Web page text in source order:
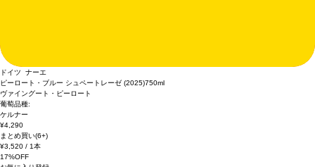
ドイツ ナーエ
ピーロート・ブルー シュペートレーゼ (2025)750ml
ヴァイングート・ピーロート
葡萄品種:
ケルナー
¥4,290
まとめ買い(6+)
¥3,520/ 1本
17%OFF